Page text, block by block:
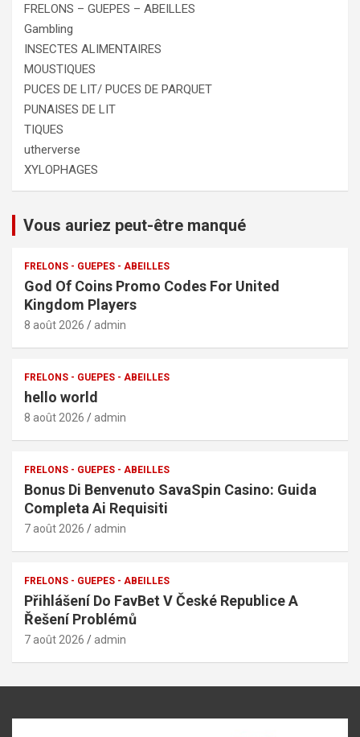
FRELONS – GUEPES – ABEILLES
Gambling
INSECTES ALIMENTAIRES
MOUSTIQUES
PUCES DE LIT/ PUCES DE PARQUET
PUNAISES DE LIT
TIQUES
utherverse
XYLOPHAGES
Vous auriez peut-être manqué
FRELONS - GUEPES - ABEILLES
God Of Coins Promo Codes For United
Kingdom Players
8 août 2026 admin
FRELONS - GUEPES - ABEILLES
hello world
8 août 2026 admin
FRELONS - GUEPES - ABEILLES
Bonus Di Benvenuto SavaSpin Casino: Guida
Completa Ai Requisiti
7 août 2026 admin
FRELONS - GUEPES - ABEILLES
Přihlášení Do FavBet V České Republice A
Řešení Problémů
7 août 2026 admin